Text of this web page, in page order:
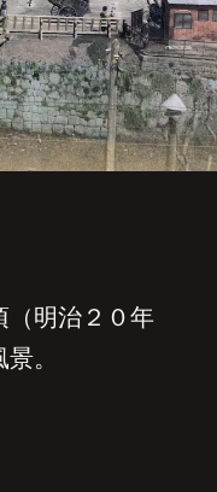
（明治２０年
。